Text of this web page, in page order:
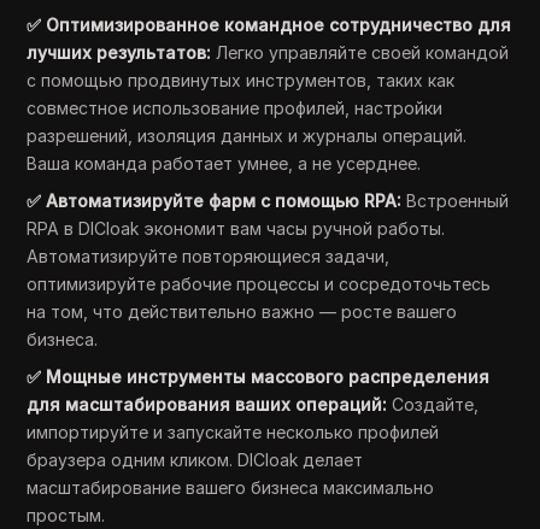
✅ Оптимизированное командное сотрудничество для
лучших результатов: Легко управляйте своей командой
с помощью продвинутых инструментов, таких как
совместное использование профилей, настройки
разрешений, изоляция данных и журналы операций.
Ваша команда работает умнее, а не усерднее.
✅ Автоматизируйте фарм с помощью RPA: Встроенный
RPA в DICloak экономит вам часы ручной работы.
Автоматизируйте повторяющиеся задачи,
оптимизируйте рабочие процессы и сосредоточьтесь
на том, что действительно важно — росте вашего
бизнеса.
✅ Мощные инструменты массового распределения
для масштабирования ваших операций: Создайте,
импортируйте и запускайте несколько профилей
браузера одним кликом. DICloak делает
масштабирование вашего бизнеса максимально
простым.